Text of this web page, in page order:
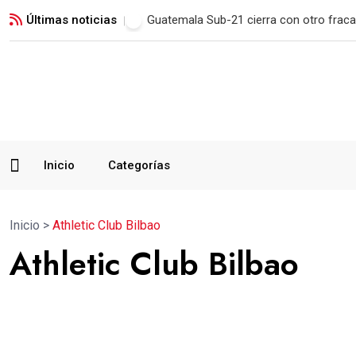
Últimas noticias Municipal remonta en San Marcos y
Inicio Categorías
Inicio > Athletic Club Bilbao
Athletic Club Bilbao